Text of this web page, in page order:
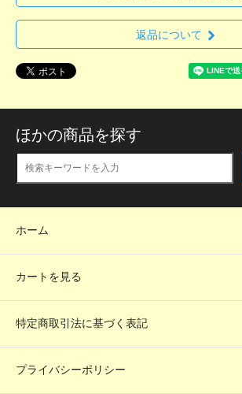
返品について
ほかの商品を探す
ホーム
カートを見る
特定商取引法に基づく表記
プライバシーポリシー